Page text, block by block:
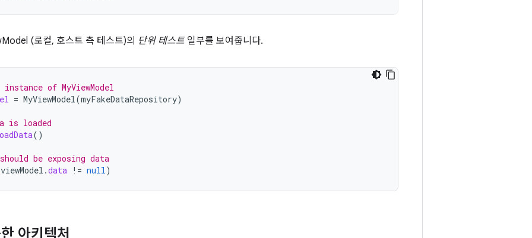
(로컬, 호스트 측 테스트)의 단위 테스트일부를 보여줍니다.
of MyViewModel
= MyViewModel(myFakeDataRepository)
is loaded
()
be exposing data
viewModel .data != null)
아키텍처